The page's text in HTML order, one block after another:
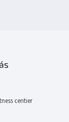
centier